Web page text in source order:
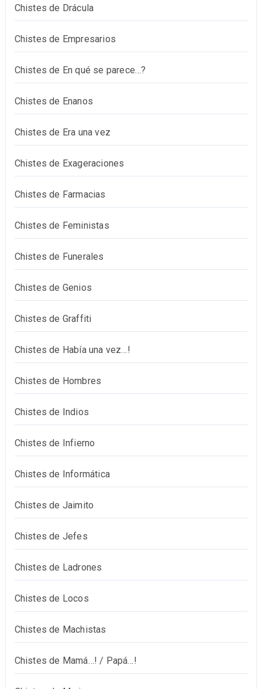
Chistes de Drácula
Chistes de Empresarios
Chistes de En qué se parece…?
Chistes de Enanos
Chistes de Era una vez
Chistes de Exageraciones
Chistes de Farmacias
Chistes de Feministas
Chistes de Funerales
Chistes de Genios
Chistes de Graffiti
Chistes de Había una vez…!
Chistes de Hombres
Chistes de Indios
Chistes de Infierno
Chistes de Informática
Chistes de Jaimito
Chistes de Jefes
Chistes de Ladrones
Chistes de Locos
Chistes de Machistas
Chistes de Mamá…! / Papá…!